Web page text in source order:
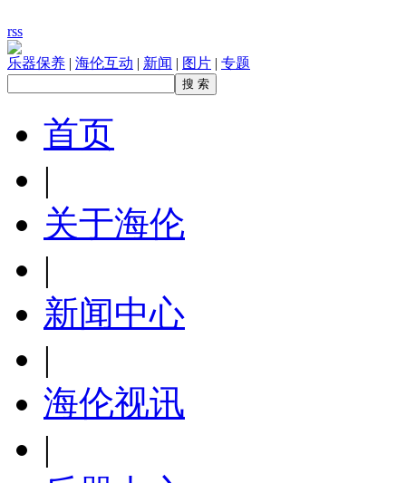
rss
乐器保养 | 海伦互动 | 新闻 | 图片 | 专题
首页
|
关于海伦
|
新闻中心
|
海伦视讯
|